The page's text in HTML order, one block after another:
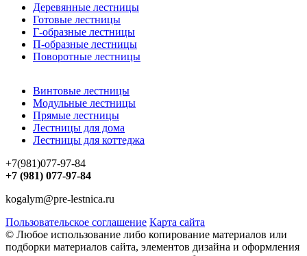
Деревянные лестницы
Готовые лестницы
Г-образные лестницы
П-образные лестницы
Поворотные лестницы
Винтовые лестницы
Модульные лестницы
Прямые лестницы
Лестницы для дома
Лестницы для коттеджа
+7(981)077-97-84
+7 (981) 077-97-84
kogalym@pre-lestnica.ru
Пользовательское соглашение Карта сайта
© Любое использование либо копирование материалов или
подборки материалов сайта, элементов дизайна и оформления